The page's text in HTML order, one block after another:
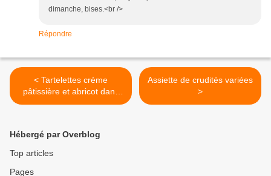
dimanche, bises.<br />
Répondre
< Tartelettes crème
pâtissière et abricot dans
son sirop
Assiette de crudités variées
>
Hébergé par Overblog
Top articles
Pages